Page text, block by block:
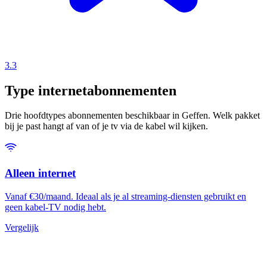
3.3
Type internetabonnementen
Drie hoofdtypes abonnementen beschikbaar in Geffen. Welk pakket
bij je past hangt af van of je tv via de kabel wil kijken.
Alleen internet
Vanaf €30/maand. Ideaal als je al streaming-diensten gebruikt en
geen kabel-TV nodig hebt.
Vergelijk